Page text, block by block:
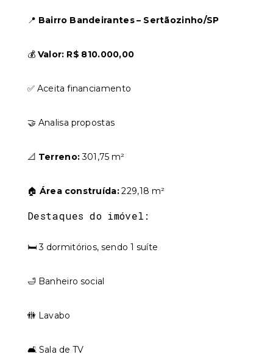
📍 Bairro Bandeirantes – Sertãozinho/SP
💰 Valor: R$ 810.000,00
✅ Aceita financiamento
🤝 Analisa propostas
📐 Terreno:301,75 m²
🏠 Área construída:229,18 m²
Destaques do imóvel:
🛏️ 3 dormitórios, sendo 1 suíte
🛁 Banheiro social
🚻 Lavabo
🛋️ Sala de TV